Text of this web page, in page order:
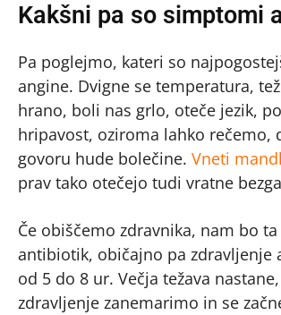
Kakšni pa so simptomi
Pa poglejmo, kateri so
angine. Dvigne se temperatura,
hrano, boli nas grlo, oteče jezik,
hripavost, oziroma lahko rečemo,
govoru hude bolečine. Vneti
prav tako otečejo tudi vratne
Če obiščemo zdravnika, nam bo
antibiotik, običajno pa zdravljenje
od 5 do 8 ur. Večja težava
zdravljenje zanemarimo in se